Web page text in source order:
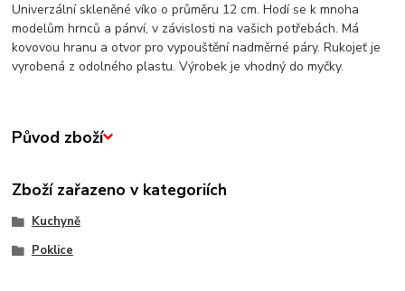
Univerzální skleněné víko o průměru 12 cm. Hodí se k mnoha
modelům hrnců a pánví, v závislosti na vašich potřebách. Má
kovovou hranu a otvor pro vypouštění nadměrné páry. Rukojeť je
vyrobená z odolného plastu. Výrobek je vhodný do myčky.
Původ zboží
Zboží zařazeno v kategoriích
Kuchyně
Poklice